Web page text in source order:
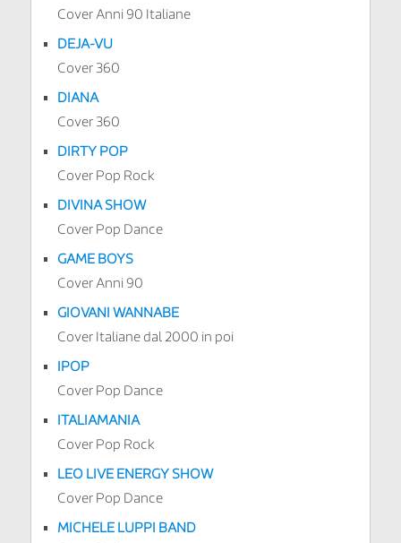
Cover Anni 90 Italiane
DEJA-VU
Cover 360
DIANA
Cover 360
DIRTY POP
Cover Pop Rock
DIVINA SHOW
Cover Pop Dance
GAME BOYS
Cover Anni 90
GIOVANI WANNABE
Cover Italiane dal 2000 in poi
IPOP
Cover Pop Dance
ITALIAMANIA
Cover Pop Rock
LEO LIVE ENERGY SHOW
Cover Pop Dance
MICHELE LUPPI BAND